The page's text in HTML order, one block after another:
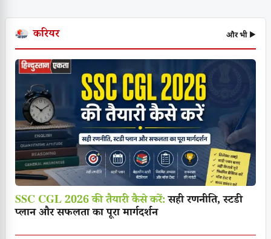
करियर और भी ▶
SSC CGL 2026 की तैयारी कैसे करें:सही रणनीति, स्टडी
प्लान और सफलता का पूरा मार्गदर्शन